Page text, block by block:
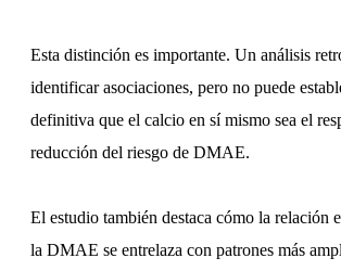
Esta distinción es importante. Un análisis
identificar asociaciones, pero no puede
definitiva que el calcio en sí mismo sea el
reducción del riesgo de DMAE.
El estudio también destaca cómo la relación
la DMAE se entrelaza con patrones más